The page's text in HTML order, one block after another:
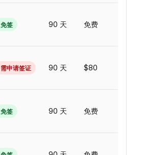
免签 90 天 免费
需申请签证 90 天 $80
免签 90 天 免费